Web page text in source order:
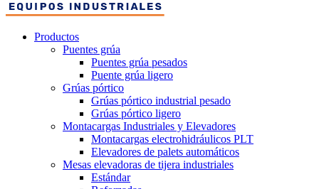
Productos
Puentes grúa
Puentes grúa pesados
Puente grúa ligero
Grúas pórtico
Grúas pórtico industrial pesado
Grúas pórtico ligero
Montacargas Industriales y Elevadores
Montacargas electrohidráulicos PLT
Elevadores de palets automáticos
Mesas elevadoras de tijera industriales
Estándar